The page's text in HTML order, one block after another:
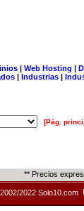
| Web Hosting |
| Industrias |
[Pág.
** Precios
2022 Solo10.com